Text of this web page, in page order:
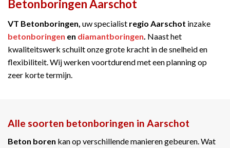
Betonboringen Aarschot
VT Betonboringen, uw specialist regio Aarschot inzake
betonboringen en diamantboringen. Naast het
kwaliteitswerk schuilt onze grote kracht in de snelheid en
flexibiliteit. Wij werken voortdurend met een planning op
zeer korte termijn.
Alle soorten betonboringen in Aarschot
Beton boren kan op verschillende manieren gebeuren. Wat